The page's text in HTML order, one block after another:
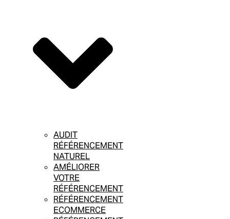
AUDIT
RÉFÉRENCEMENT
NATUREL
AMÉLIORER
VOTRE
RÉFÉRENCEMENT
RÉFÉRENCEMENT
ECOMMERCE